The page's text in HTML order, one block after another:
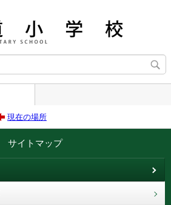
現在の場所
サイトマップ